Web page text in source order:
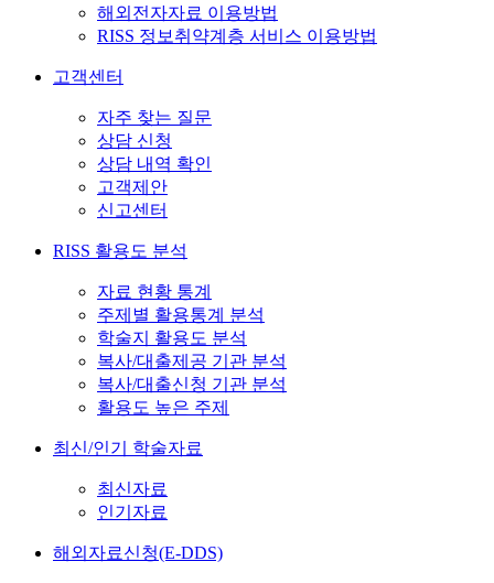
해외전자자료 이용방법
RISS 정보취약계층 서비스 이용방법
고객센터
자주 찾는 질문
상담 신청
상담 내역 확인
고객제안
신고센터
RISS 활용도 분석
자료 현황 통계
주제별 활용통계 분석
학술지 활용도 분석
복사/대출제공 기관 분석
복사/대출신청 기관 분석
활용도 높은 주제
최신/인기 학술자료
최신자료
인기자료
해외자료신청(E-DDS)